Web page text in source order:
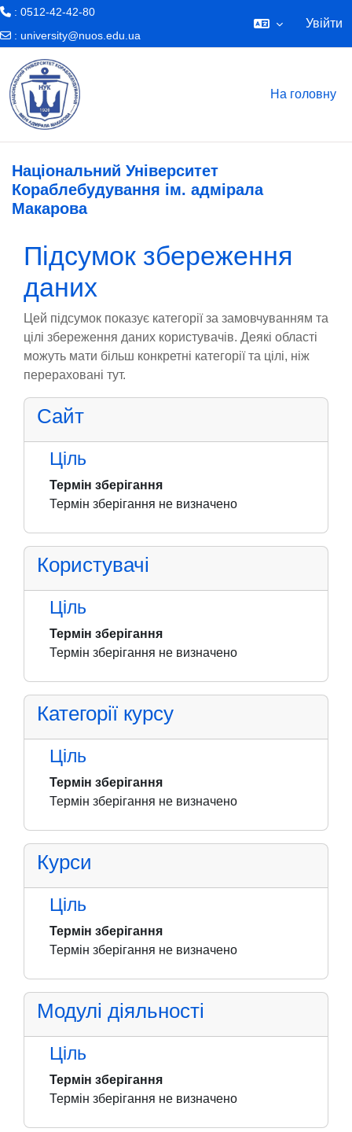
: 0512-42-42-80
: university@nuos.edu.ua
Увійти
На головну
Національний Університет
Кораблебудування ім. адмірала
Макарова
Підсумок збереження
даних
Цей підсумок показує категорії за замовчуванням та
цілі збереження даних користувачів. Деякі області
можуть мати більш конкретні категорії та цілі, ніж
перераховані тут.
Сайт
Ціль
Термін зберігання
Термін зберігання не визначено
Користувачі
Ціль
Термін зберігання
Термін зберігання не визначено
Категорії курсу
Ціль
Термін зберігання
Термін зберігання не визначено
Курси
Ціль
Термін зберігання
Термін зберігання не визначено
Модулі діяльності
Ціль
Термін зберігання
Термін зберігання не визначено